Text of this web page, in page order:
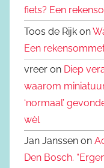
fiets? Een
Toos de Rijk on
Een
vreer on Diep
waarom
‘normaal’
wèl
Jan Janssen on
Den Bosch.